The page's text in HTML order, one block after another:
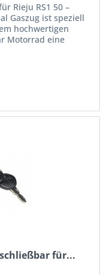
Rieju RS1 50 –
Gaszug ist speziell
hochwertigen
Motorrad eine
für...